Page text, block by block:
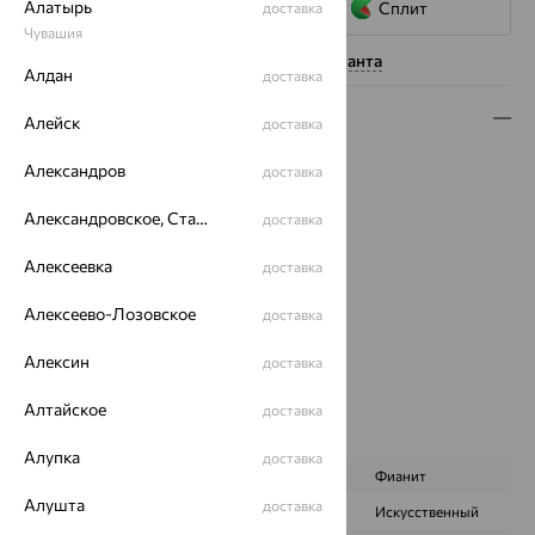
Сплит
Нужна помощь консультанта
Описание
Вес:
Цвет металла:Красный
Страна происхождения:
РОССИЯ
Бренд: EFREMOV
Цвет вставки:
Наименование цвета вставки:
Красный
Фианит
ПРОИСХОЖДЕНИЕ Натуральный Искусственный
Алатырь
Чувашия
доставка
Алдан доставка
Алейск доставка
Александров доставка
Александровское, Ставропольский край доставка
Алексеевка доставка
Алексеево-Лозовское доставка
Алексин доставка
Алтайское доставка
Алупка доставка
Алушта доставка